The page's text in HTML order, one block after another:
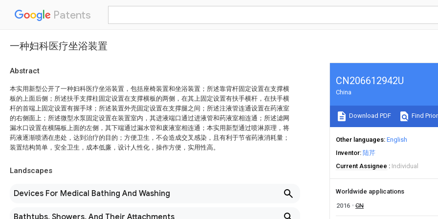
Patents
一种妇科医疗坐浴装置
Abstract
本实用新型公开了一种妇科医疗坐浴装置，包括座椅装置和坐浴装置；所述靠背杆固定设置在支撑横
板的上面后侧；所述扶手支撑柱固定设置在支撑横板的两侧，在其上固定设置有扶手横杆，在扶手横
杆的首端上固定设置有握手球；所述装置外壳固定设置在支撑腿之间；所述注液管连通设置在药液室
的右侧面上；所述微型水泵固定设置在装置室内，其进液端口通过进液管和药液室相连通；所述滤网
漏水口设置在横隔板上面的左侧，其下端通过漏水管和废液室相连通；本实用新型通过喷淋原理，将
药液逐渐喷洒在患处，达到治疗的目的；方便卫生，不会造成交叉感染，且有利于节省药液消耗量；
装置结构简单，安全卫生，成本低廉，设计人性化，操作方便，实用性高。
Landscapes
Devices For Medical Bathing And Washing
Bathtubs, Showers, And Their Attachments
CN206612942U
China
Download PDF Find
Other languages English
Inventor 陆芹
Current Assignee
Individual
Worldwide applications
2016
CN